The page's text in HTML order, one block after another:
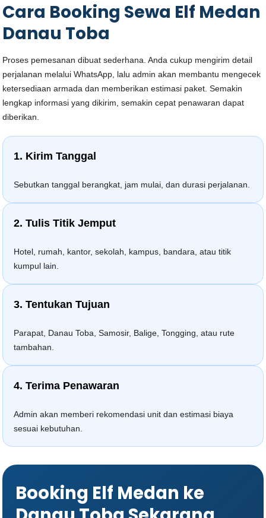
Cara Booking Sewa Elf Medan
Danau Toba
Proses pemesanan dibuat sederhana. Anda cukup mengirim detail
perjalanan melalui WhatsApp, lalu admin akan membantu mengecek
ketersediaan armada dan memberikan estimasi paket. Semakin
lengkap informasi yang dikirim, semakin cepat penawaran dapat
diberikan.
1. Kirim Tanggal
Sebutkan tanggal berangkat, jam mulai, dan durasi perjalanan.
2. Tulis Titik Jemput
Hotel, rumah, kantor, sekolah, kampus, bandara, atau titik
kumpul lain.
3. Tentukan Tujuan
Parapat, Danau Toba, Samosir, Balige, Tongging, atau rute
tambahan.
4. Terima Penawaran
Admin akan memberi rekomendasi unit dan estimasi biaya
sesuai kebutuhan.
Booking Elf Medan ke